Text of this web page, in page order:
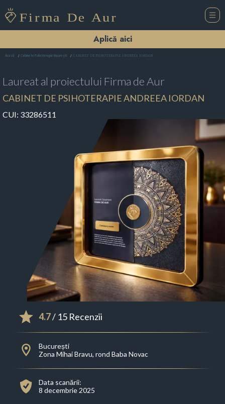
Aplică aici
Acasă Cabinete Psihoterapie Bucureşti CABINET DE PSIHOTERAPIE ANDREEA IORDAN
Laureat al proiectului Firma de Aur
CABINET DE PSIHOTERAPIE ANDREEA IORDAN
CUI: 33286511
4.7/ 15 Recenzii
București
Zona Mihai Bravu, rond Baba Novac
Data scanării:
8 decembrie 2025